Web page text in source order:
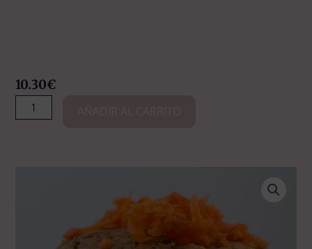
10.30€
Doggy
Treats: